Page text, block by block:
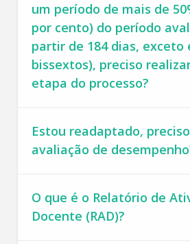
um período de mais de
por cento) do período
partir de 184 dias, exceto
bissextos), preciso
etapa do processo?
Estou readaptado,
avaliação de
O que é o Relatório de
Docente (RAD)?